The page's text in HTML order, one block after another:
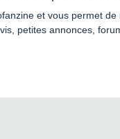
et vous permet
petites annonces,